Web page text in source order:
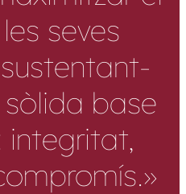
seves
base
integritat,